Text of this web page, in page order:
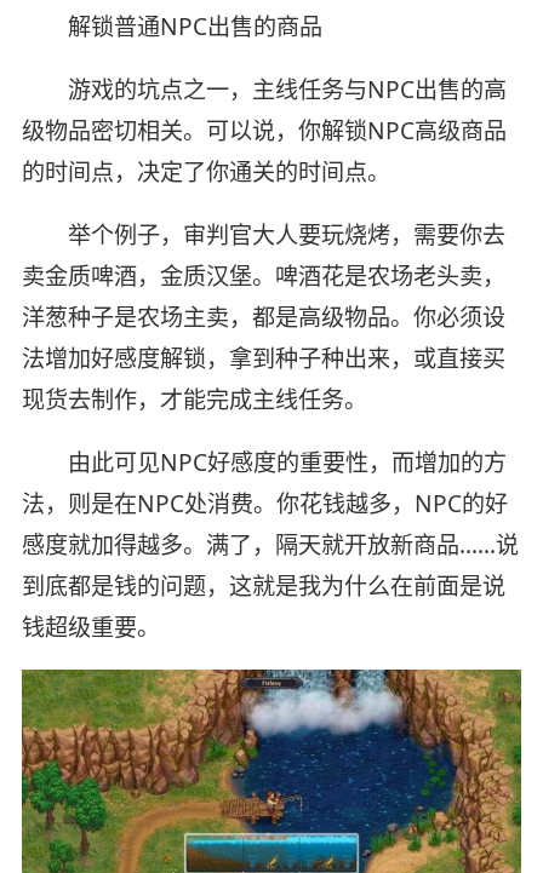
解锁普通NPC出售的商品
游戏的坑点之一，主线任务与NPC出售的高
级物品密切相关。可以说，你解锁NPC高级商品
的时间点，决定了你通关的时间点。
举个例子，审判官大人要玩烧烤，需要你去
卖金质啤酒，金质汉堡。啤酒花是农场老头卖，
洋葱种子是农场主卖，都是高级物品。你必须设
法增加好感度解锁，拿到种子种出来，或直接买
现货去制作，才能完成主线任务。
由此可见NPC好感度的重要性，而增加的方
法，则是在NPC处消费。你花钱越多，NPC的好
感度就加得越多。满了，隔天就开放新商品……说
到底都是钱的问题，这就是我为什么在前面是说
钱超级重要。